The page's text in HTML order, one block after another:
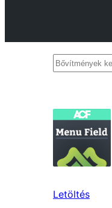
Bővítmények
Letöltés